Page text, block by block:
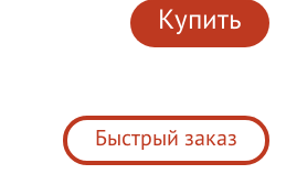
Купить
Быстрый заказ